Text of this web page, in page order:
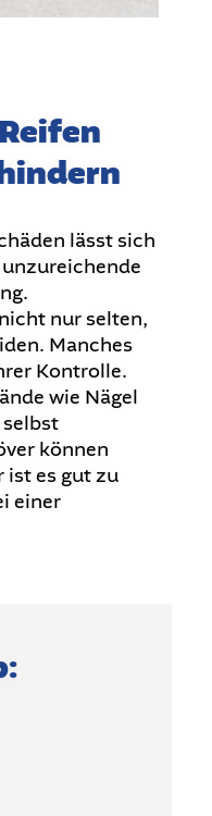
lässt sich
nur selten,
Manches
Kontrolle.
wie Nägel
können
ist es gut zu
einer